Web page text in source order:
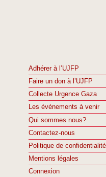
Adhérer à l’UJFP
Faire un don à l’UJFP
Collecte Urgence Gaza
Les événements à venir
Qui sommes nous?
Contactez-nous
Politique de confidentialité
Mentions légales
Connexion